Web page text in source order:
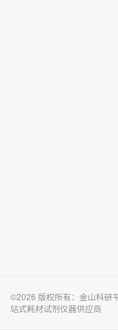
©2026 版权所有：金山科研
站式耗材试剂仪器供应商